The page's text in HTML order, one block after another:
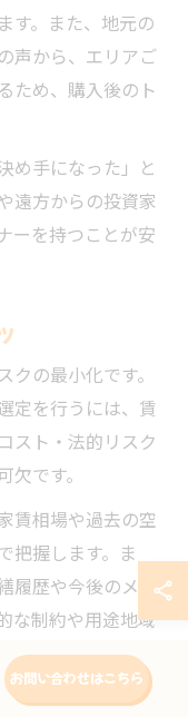
す。また、地元の
声から、エリアご
ため、購入後のト
め手になった」と
遠方からの投資家
ーを持つことが安
の最小化です。
定を行うには、賃
スト・法的リスク
です。
賃相場や過去の空
把握します。ま
履歴や今後のメン
な制約や用途地域
。
が安定しなかった
お問い合わせはこちら